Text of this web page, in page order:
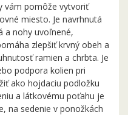
vám pomôže vytvoriť
miesto. Je navrhnutá
a nohy uvoľnené,
zlepšiť krvný obeh a
ramien a chrbta. Je
podpora kolien pri
ako hojdaciu podložku
a látkovému poťahu je
na sedenie v ponožkách